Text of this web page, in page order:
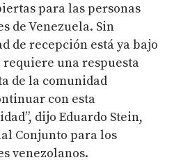
para las personas
de Venezuela. Sin
de recepción está ya bajo
una respuesta
de la comunidad
con esta
dijo Eduardo Stein,
Conjunto para los
venezolanos.